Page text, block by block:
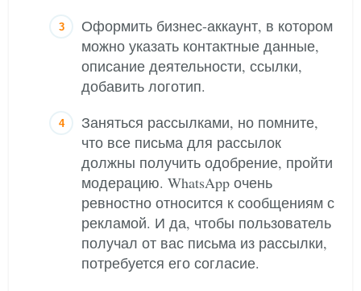
Оформить бизнес-аккаунт, в котором
можно указать контактные данные,
описание деятельности, ссылки,
добавить логотип.
Заняться рассылками, но помните,
что все письма для рассылок
должны получить одобрение, пройти
модерацию. WhatsApp очень
ревностно относится к сообщениям с
рекламой. И да, чтобы пользователь
получал от вас письма из рассылки,
потребуется его согласие.